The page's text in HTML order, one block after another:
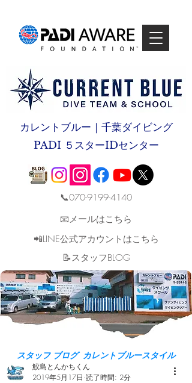
カレントブルー｜千葉ダイビング
PADI ５スターIDセンター
📞070-9199-4140
📧メールはこちら
📲LINE公式アカウントはこちら
​📝スタッフBLOG
スタッフ ブログ カレントブルースタイル
鮫島とんかちくん
2019年5月17日 読了時間: 2分